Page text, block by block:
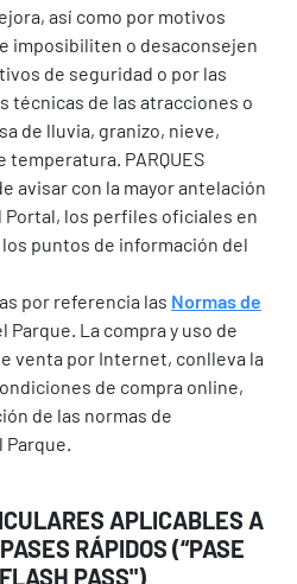
así como por motivos
imposibiliten o desaconsejen
de seguridad o por las
técnicas de las atracciones o
de lluvia, granizo, nieve,
PARQUES
avisar con la mayor antelación
Portal, los perfiles oficiales en
puntos de información del
por referencia las Normas de
Parque. La compra y uso de
venta por Internet, conlleva la
de compra online,
de las normas de
Parque.
APLICABLES A
RÁPIDOS (“PASE
PASS")